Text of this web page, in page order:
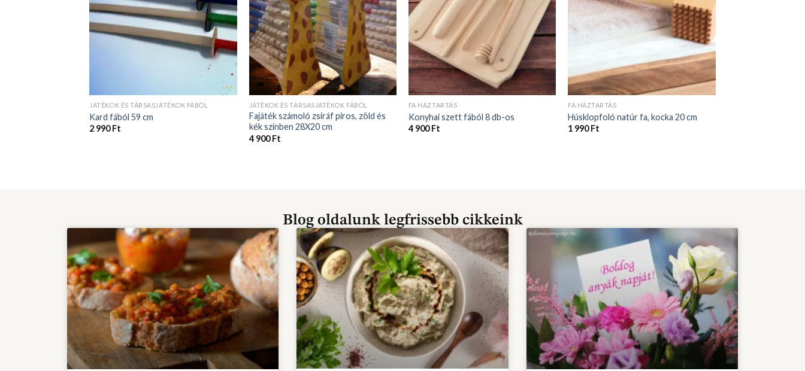
JÁTÉKOK ÉS TÁRSASJÁTÉKOK FÁBÓL
Kard fából 59 cm
2 990Ft
JÁTÉKOK ÉS TÁRSASJÁTÉKOK FÁBÓL
Fajáték számoló zsiráf piros, zöld és
kék színben 28X20 cm
4 900Ft
FA HÁZTARTÁS
Konyhai szett fából 8 db-os
4 900Ft
FA HÁZTARTÁS
Húsklopfoló natúr fa, kocka 20 cm
1 990Ft
Blog oldalunk legfrissebb cikkeink